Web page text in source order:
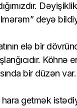
deyə
elə bir
Köhnə
bir düzən
getmək